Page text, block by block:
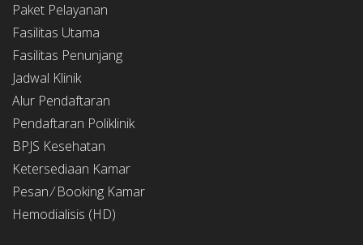
Paket Pelayanan
Fasilitas Utama
Fasilitas Penunjang
Jadwal Klinik
Alur Pendaftaran
Pendaftaran Poliklinik
BPJS Kesehatan
Ketersediaan Kamar
Pesan ⁄ Booking Kamar
Hemodialisis (HD)